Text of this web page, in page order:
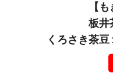
【
板井
くろさき茶豆